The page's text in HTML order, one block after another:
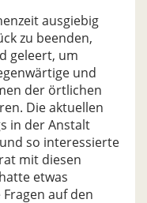
ausgiebig
zu beenden,
geleert, um
und
der örtlichen
Die aktuellen
in der Anstalt
so interessierte
mit diesen
etwas
auf den